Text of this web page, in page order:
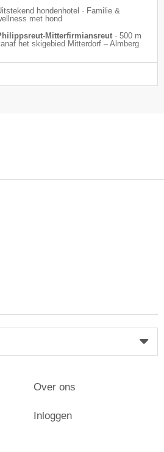
hondenhotel · Familie &
met hond
Mitterfirmiansreut · 500 m
het skigebied Mitterdorf – Almberg
Over ons
Inloggen